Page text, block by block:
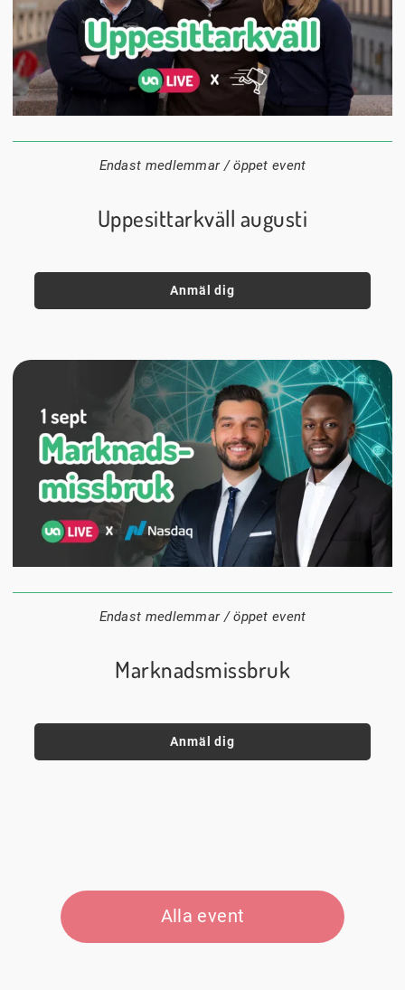
24 augusti
20:00
Endast medlemmar / öppet event
Uppesittarkväll augusti
Anmäl dig
1 september
18:00
Digitalt
Endast medlemmar / öppet event
Marknadsmissbruk
Anmäl dig
Alla event